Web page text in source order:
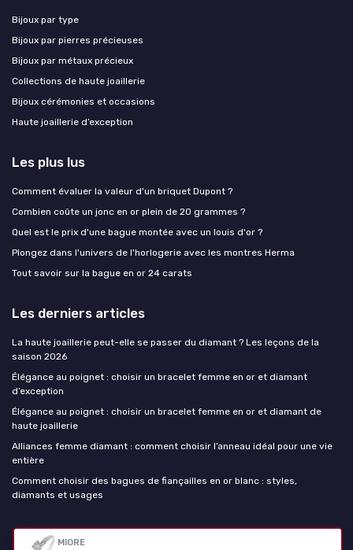
MIORE
Bijoux par type
Bijoux par pierres précieuses
Bijoux par métaux précieux
Collections de haute joaillerie
Bijoux cérémonies et occasions
Haute joaillerie d’exception
Les plus lus
Comment évaluer la valeur d'un briquet Dupont ?
Combien coûte un jonc en or plein de 20 grammes ?
Quel est le prix d'une bague montée avec un louis d'or ?
Plongez dans l'univers de l'horlogerie avec les montres Herma
Tout savoir sur la bague en or 24 carats
Les derniers articles
La haute joaillerie peut-elle se passer du diamant ? Les leçons de la
saison 2026
Élégance au poignet : choisir un bracelet femme en or et diamant
d’exception
Élégance au poignet : choisir un bracelet femme en or et diamant de
haute joaillerie
Alliances femme diamant : comment choisir l’anneau idéal pour une vie
entière
Comment choisir des bagues de fiançailles en or blanc : styles,
diamants et usages
La haute joaillerie